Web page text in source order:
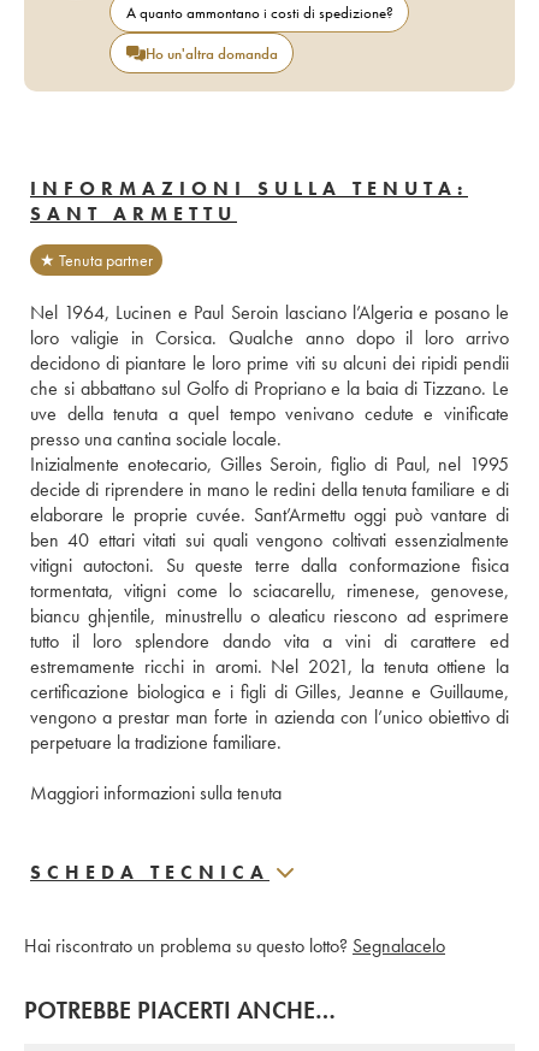
A quanto ammontano i costi di spedizione?
Ho un'altra domanda
INFORMAZIONI SULLA TENUTA:
SANT ARMETTU
★ Tenuta partner
Nel 1964, Lucinen e Paul Seroin lasciano l’Algeria e posano le
loro valigie in Corsica. Qualche anno dopo il loro arrivo
decidono di piantare le loro prime viti su alcuni dei ripidi pendii
che si abbattano sul Golfo di Propriano e la baia di Tizzano. Le
uve della tenuta a quel tempo venivano cedute e vinificate
presso una cantina sociale locale.
Inizialmente enotecario, Gilles Seroin, figlio di Paul, nel 1995
decide di riprendere in mano le redini della tenuta familiare e di
elaborare le proprie cuvée. Sant’Armettu oggi può vantare di
ben 40 ettari vitati sui quali vengono coltivati essenzialmente
vitigni autoctoni. Su queste terre dalla conformazione fisica
tormentata, vitigni come lo sciacarellu, rimenese, genovese,
biancu ghjentile, minustrellu o aleaticu riescono ad esprimere
tutto il loro splendore dando vita a vini di carattere ed
estremamente ricchi in aromi. Nel 2021, la tenuta ottiene la
certificazione biologica e i figli di Gilles, Jeanne e Guillaume,
vengono a prestar man forte in azienda con l’unico obiettivo di
perpetuare la tradizione familiare.
Maggiori informazioni sulla tenuta
SCHEDA TECNICA
Hai riscontrato un problema su questo lotto? Segnalacelo
POTREBBE PIACERTI ANCHE…